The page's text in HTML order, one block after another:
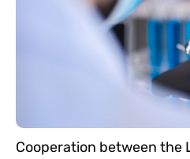
Cooperation between the